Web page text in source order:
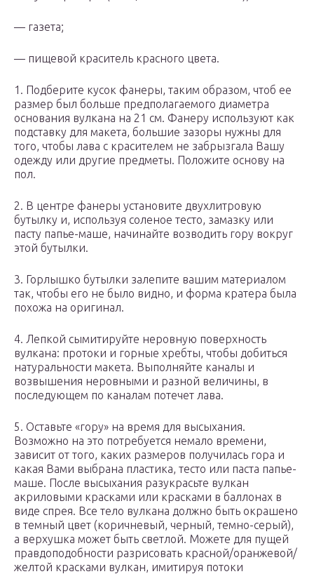
— газета;
— пищевой краситель красного цвета.
1. Подберите кусок фанеры, таким образом, чтоб ее
размер был больше предполагаемого диаметра
основания вулкана на 21 см. Фанеру используют как
подставку для макета, большие зазоры нужны для
того, чтобы лава с красителем не забрызгала Вашу
одежду или другие предметы. Положите основу на
пол.
2. В центре фанеры установите двухлитровую
бутылку и, используя соленое тесто, замазку или
пасту папье-маше, начинайте возводить гору вокруг
этой бутылки.
3. Горлышко бутылки залепите вашим материалом
так, чтобы его не было видно, и форма кратера была
похожа на оригинал.
4. Лепкой сымитируйте неровную поверхность
вулкана: протоки и горные хребты, чтобы добиться
натуральности макета. Выполняйте каналы и
возвышения неровными и разной величины, в
последующем по каналам потечет лава.
5. Оставьте «гору» на время для высыхания.
Возможно на это потребуется немало времени,
зависит от того, каких размеров получилась гора и
какая Вами выбрана пластика, тесто или паста папье-
маше. После высыхания разукрасьте вулкан
акриловыми красками или красками в баллонах в
виде спрея. Все тело вулкана должно быть окрашено
в темный цвет (коричневый, черный, темно-серый),
а верхушка может быть светлой. Можете для пущей
правдоподобности разрисовать красной/оранжевой/
желтой красками вулкан, имитируя потоки